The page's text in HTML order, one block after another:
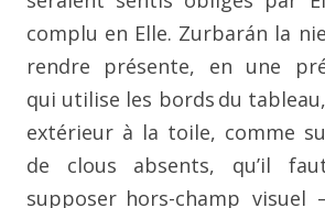
complu en Elle. Zurbarán la
rendre présente, en une
qui utilise les bords du
extérieur à la toile, comme
de clous absents, qu’il
supposer hors-champ visuel